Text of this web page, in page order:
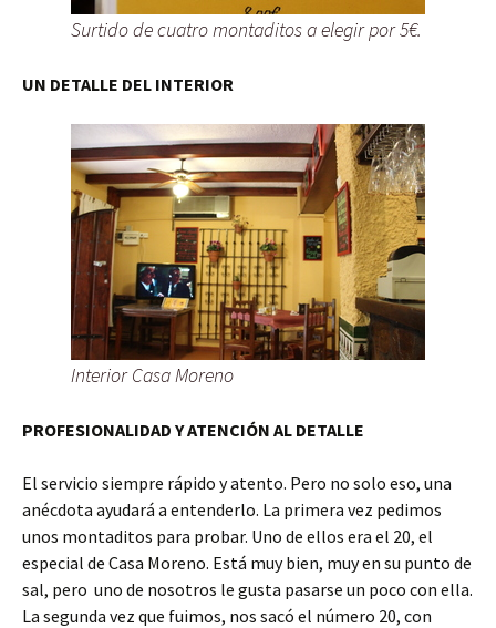
Surtido de cuatro montaditos a elegir por 5€.
UN DETALLE DEL INTERIOR
Interior Casa Moreno
PROFESIONALIDAD Y ATENCIÓN AL DETALLE
El servicio siempre rápido y atento. Pero no solo eso, una
anécdota ayudará a entenderlo. La primera vez pedimos
unos montaditos para probar. Uno de ellos era el 20, el
especial de Casa Moreno. Está muy bien, muy en su punto de
sal, pero uno de nosotros le gusta pasarse un poco con ella.
La segunda vez que fuimos, nos sacó el número 20, con